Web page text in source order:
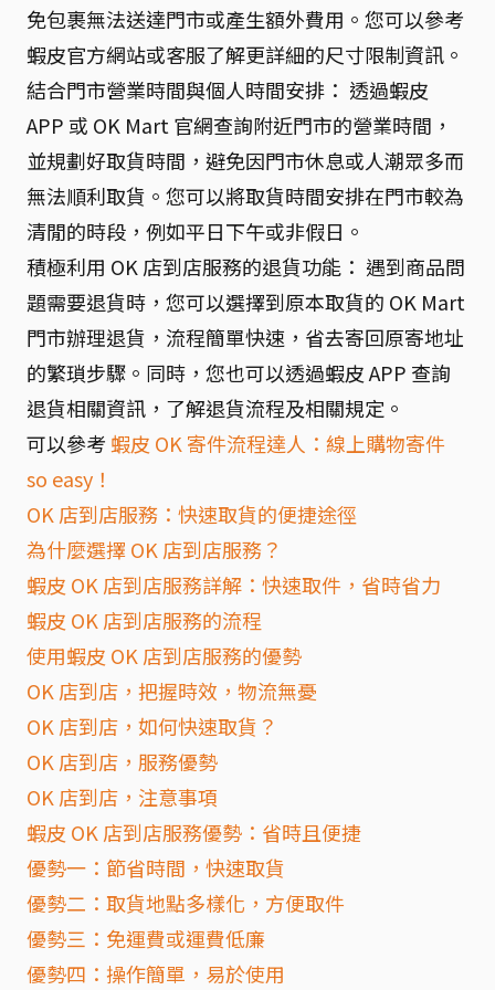
免包裹無法送達門市或產生額外費用。您可以參考
蝦皮官方網站或客服了解更詳細的尺寸限制資訊。
結合門市營業時間與個人時間安排： 透過蝦皮
APP 或 OK Mart 官網查詢附近門市的營業時間，
並規劃好取貨時間，避免因門市休息或人潮眾多而
無法順利取貨。您可以將取貨時間安排在門市較為
清閒的時段，例如平日下午或非假日。
積極利用 OK 店到店服務的退貨功能： 遇到商品問
題需要退貨時，您可以選擇到原本取貨的 OK Mart
門市辦理退貨，流程簡單快速，省去寄回原寄地址
的繁瑣步驟。同時，您也可以透過蝦皮 APP 查詢
退貨相關資訊，了解退貨流程及相關規定。
可以參考 蝦皮 OK 寄件流程達人：線上購物寄件
so easy！
OK 店到店服務：快速取貨的便捷途徑
為什麼選擇 OK 店到店服務？
蝦皮 OK 店到店服務詳解：快速取件，省時省力
蝦皮 OK 店到店服務的流程
使用蝦皮 OK 店到店服務的優勢
OK 店到店，把握時效，物流無憂
OK 店到店，如何快速取貨？
OK 店到店，服務優勢
OK 店到店，注意事項
蝦皮 OK 店到店服務優勢：省時且便捷
優勢一：節省時間，快速取貨
優勢二：取貨地點多樣化，方便取件
優勢三：免運費或運費低廉
優勢四：操作簡單，易於使用